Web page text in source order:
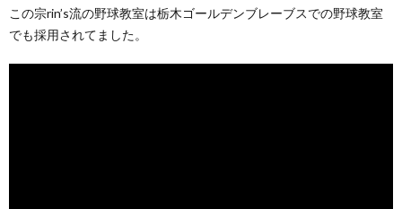
この宗rin’s流の野球教室は栃木ゴールデンブレーブスでの野球教室
でも採用されてました。